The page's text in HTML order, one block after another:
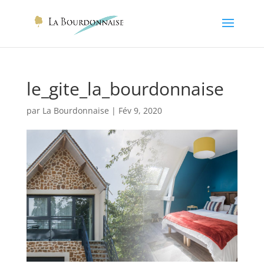
le_gite_la_bourdonnaise
par La Bourdonnaise | Fév 9, 2020